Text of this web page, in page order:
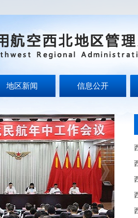
地区新闻 信息公开